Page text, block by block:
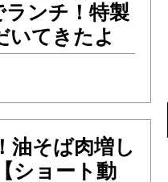
ランチ！特製
いてきたよ
油そば肉増し
ショート動